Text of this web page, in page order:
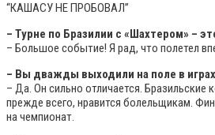
“КАШАСУ НЕ ПРОБОВАЛ”
– Турне по Бразилии с «Шахтером» –
– Большое событие! Я рад, что полетел
– Вы дважды выходили на поле в
– Да. Он сильно отличается.
прежде всего, нравится болельщикам.
на чемпионат.